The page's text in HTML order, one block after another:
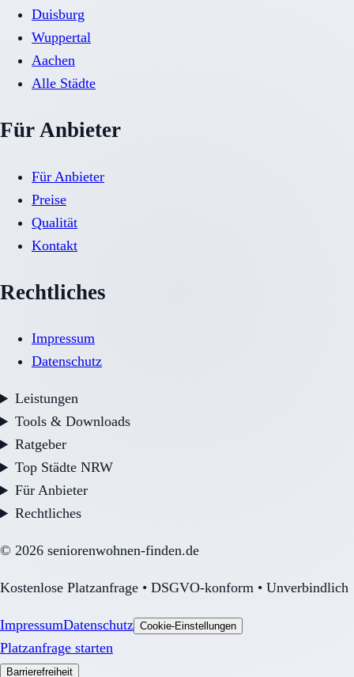
Duisburg
Wuppertal
Aachen
Alle Städte
Für Anbieter
Für Anbieter
Preise
Qualität
Kontakt
Rechtliches
Impressum
Datenschutz
Leistungen
Tools & Downloads
Ratgeber
Top Städte NRW
Für Anbieter
Rechtliches
© 2026 seniorenwohnen-finden.de
Kostenlose Platzanfrage • DSGVO-konform • Unverbindlich
ImpressumDatenschutz Cookie-Einstellungen
Platzanfrage starten
Barrierefreiheit